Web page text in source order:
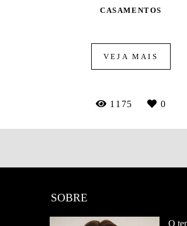
CASAMENTOS
VEJA MAIS
1175 0
SOBRE
O